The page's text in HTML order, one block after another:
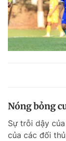
Nóng bỏng
Sự trỗi dậy
của các đối